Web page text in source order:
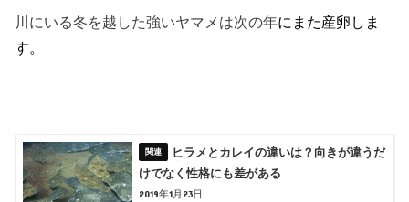
川にいる冬を越した強いヤマメは次の年にまた産卵しま
す。
ヒラメとカレイの違いは？向きが違うだ
けでなく性格にも差がある
2019年1月23日